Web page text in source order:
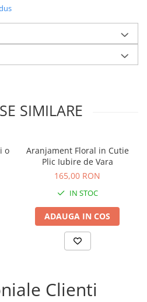
SIMILARE
o
Aranjament Floral in Cutie
Plic Iubire de Vara
165,00 RON
IN STOC
ADAUGA IN COS
Clienti